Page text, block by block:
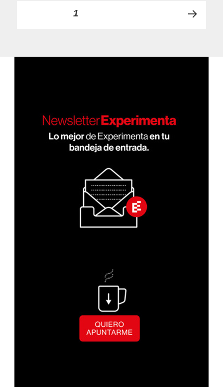
Paginación
entradas
PÁGINA1